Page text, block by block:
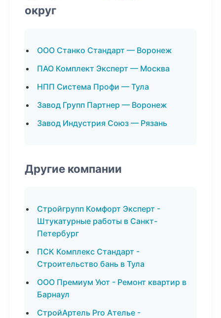
округ
ООО Станко Стандарт — Воронеж
ПАО Комплект Эксперт — Москва
НПП Система Профи — Тула
Завод Групп Партнер — Воронеж
Завод Индустрия Союз — Рязань
Другие компании
Стройгрупп Комфорт Эксперт -
Штукатурные работы в Санкт-
Петербург
ПСК Комплекс Стандарт -
Строительство бань в Тула
ООО Премиум Уют - Ремонт квартир в
Барнаул
СтройАртель Pro Ателье -